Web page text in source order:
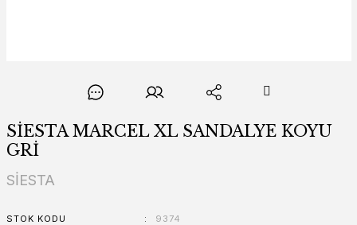
SİESTA MARCEL XL SANDALYE KOYU
GRİ
SİESTA
STOK KODU
9374